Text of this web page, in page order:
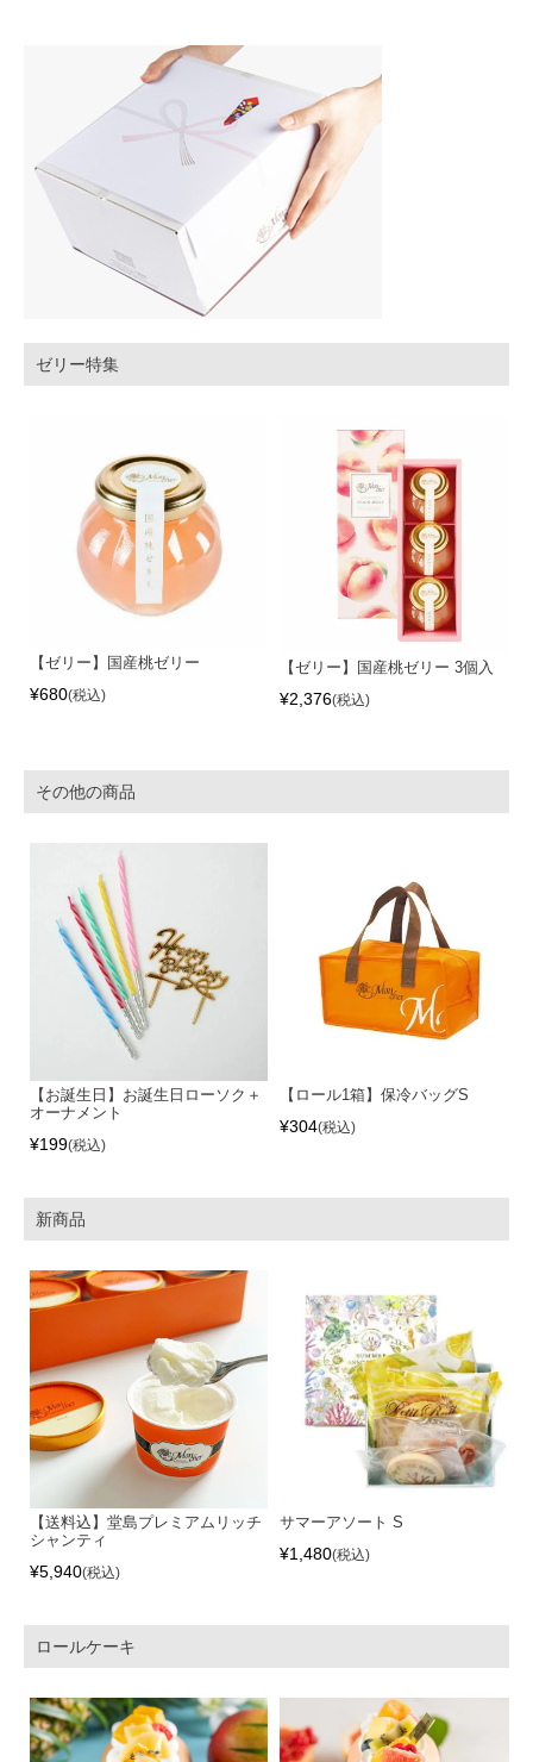
ゼリー特集
【ゼリー】国産桃ゼリー
¥680 税込
【ゼリー】国産桃ゼリー 3個入
¥2,376 税込
その他の商品
【お誕生日】お誕生日ローソク＋
オーナメント
¥199 税込
【ロール1箱】保冷バッグS
¥304 税込
新商品
【送料込】堂島プレミアムリッチ
シャンティ
¥5,940 税込
サマーアソート S
¥1,480 税込
ロールケーキ